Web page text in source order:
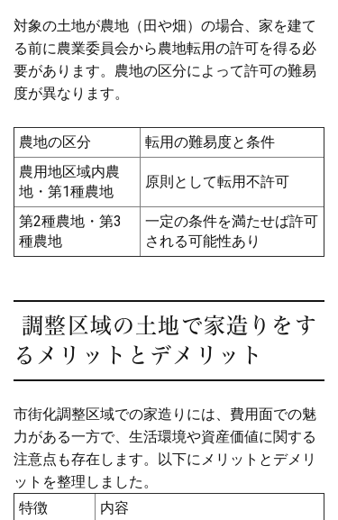
対象の土地が農地（田や畑）の場合、家を建て
る前に農業委員会から農地転用の許可を得る必
要があります。農地の区分によって許可の難易
度が異なります。
農地の区分
転用の難易度と条件
農用地区域内農
地・第1種農地
原則として転用不許可
第2種農地・第3
種農地
一定の条件を満たせば許可
される可能性あり
調整区域の土地で家造りをす
るメリットとデメリット
市街化調整区域での家造りには、費用面での魅
力がある一方で、生活環境や資産価値に関する
注意点も存在します。以下にメリットとデメリ
ットを整理しました。
特徴
内容